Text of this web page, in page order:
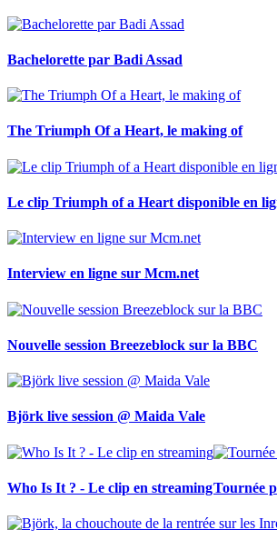
Bachelorette par Badi Assad
The Triumph Of a Heart, le making of
Le clip Triumph of a Heart disponible en
Interview en ligne sur Mcm.net
Nouvelle session Breezeblock sur la BBC
Björk live session @ Maida Vale
Who Is It ? - Le clip en streamingTournée